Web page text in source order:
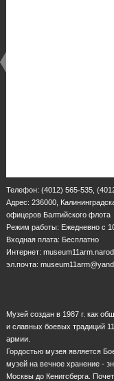
Телефон: (4012) 565-535,
Адрес: 236000,
офицеров Балтийского флота
Режим работы: Ежедневно с
Входная плата: Бесплатно
Интернет:
эл.почта:
Музей создан в 1987 г. как
и славных боевых традиций
армии.
Гордостью музея является
музей на вечное хранение -
Москвы до Кенигсберга.